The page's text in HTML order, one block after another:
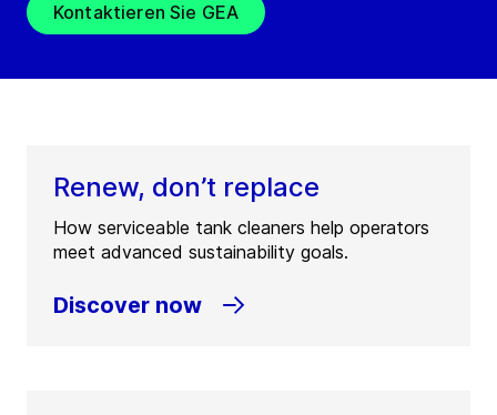
Kontaktieren Sie GEA
Renew, don’t replace
How serviceable tank cleaners help operators
meet advanced sustainability goals.
Discover now